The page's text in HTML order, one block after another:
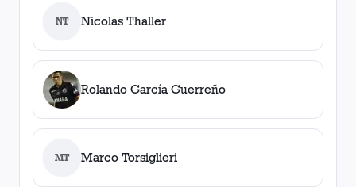
NT Nicolas Thaller
Rolando García Guerreño
MT Marco Torsiglieri